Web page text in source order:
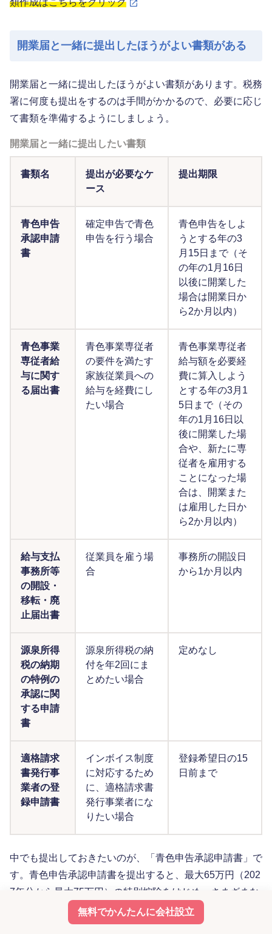
無料でかんたんに会社設立
類作成はこちらをクリック
開業届と一緒に提出したほうがよい書類がある
開業届と一緒に提出したほうがよい書類があります。税務
署に何度も提出をするのは手間がかかるので、必要に応じ
て書類を準備するようにしましょう。
開業届と一緒に提出したい書類
書類名
提出が必要なケ
ース
提出期限
青色申告
承認申請
書
確定申告で青色
申告を行う場合
青色申告をしよ
うとする年の3
月15日まで（そ
の年の1月16日
以後に開業した
場合は開業日か
ら2か月以内）
青色事業
専従者給
与に関す
る届出書
青色事業専従者
の要件を満たす
家族従業員への
給与を経費にし
たい場合
青色事業専従者
給与額を必要経
費に算入しよう
とする年の3月1
5日まで（その
年の1月16日以
後に開業した場
合や、新たに専
従者を雇用する
ことになった場
合は、開業また
は雇用した日か
ら2か月以内）
給与支払
事務所等
の開設・
移転・廃
止届出書
従業員を雇う場
合
事務所の開設日
から1か月以内
源泉所得
税の納期
の特例の
承認に関
する申請
書
源泉所得税の納
付を年2回にま
とめたい場合
定めなし
適格請求
書発行事
業者の登
録申請書
インボイス制度
に対応するため
に、適格請求書
発行事業者にな
りたい場合
登録希望日の15
日前まで
中でも提出しておきたいのが、「青色申告承認申請書」で
す。青色申告承認申請書を提出すると、最大65万円（202
7年分から最大75万円）の特別控除をはじめ、さまざまな
節税メリットのある青色申告ができるようになります。